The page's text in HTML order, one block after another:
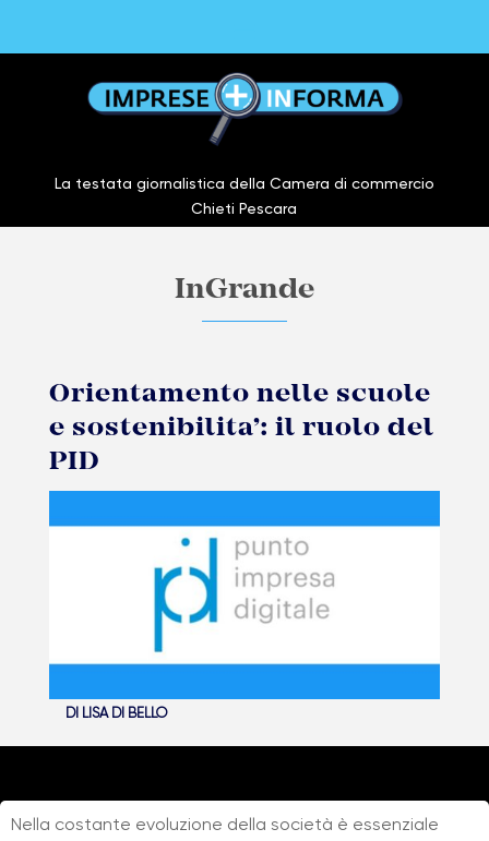
La testata giornalistica della Camera di commercio
Chieti Pescara
InGrande
Orientamento nelle scuole
e sostenibilita’: il ruolo del
PID
DI LISA DI BELLO
Nella costante evoluzione della società è essenziale